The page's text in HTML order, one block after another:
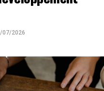
07/2026